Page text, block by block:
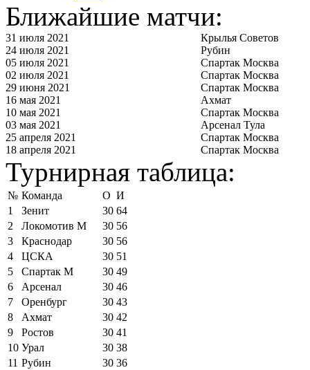
Ближайшие матчи:
31 июля 2021
Крылья Советов
24 июля 2021
Рубин
05 июля 2021
Спартак Москва
02 июля 2021
Спартак Москва
29 июня 2021
Спартак Москва
16 мая 2021
Ахмат
10 мая 2021
Спартак Москва
03 мая 2021
Арсенал Тула
25 апреля 2021
Спартак Москва
18 апреля 2021
Спартак Москва
Турнирная таблица:
№ Команда О И
1
Зенит 30 64
2
Локомотив М 30 56
3
Краснодар 30 56
4
ЦСКА 30 51
5
Спартак М 30 49
6
Арсенал 30 46
7
Оренбург 30 43
8
Ахмат 30 42
9
Ростов 30 41
10 Урал 30 38
11 Рубин 30 36